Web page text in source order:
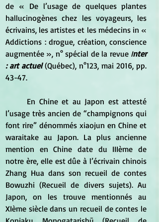
de « De l’usage de quelques plantes
hallucinogènes chez les voyageurs, les
écrivains, les artistes et les médecins in «
Addictions : drogue, création, conscience
augmentée », n° spécial de la revue Inter
: art actuel (Québec), n°123, mai 2016, pp.
43-47.
l’usage très ancien de “champignons qui
font rire” dénommés xiaojun en Chine et
waraitake au Japon. La plus ancienne
mention en Chine date du IIIème de
notre ère, elle est dûe à l’écrivain chinois
Zhang Hua dans son recueil de contes
Bowuzhi (Recueil de divers sujets). Au
Japon, on les trouve mentionnés au
XIème siècle dans un recueil de contes le